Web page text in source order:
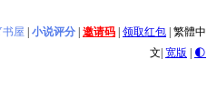
屋 小说评分 邀请码 领取红包 繁體中
文| 宽版 | 🌓